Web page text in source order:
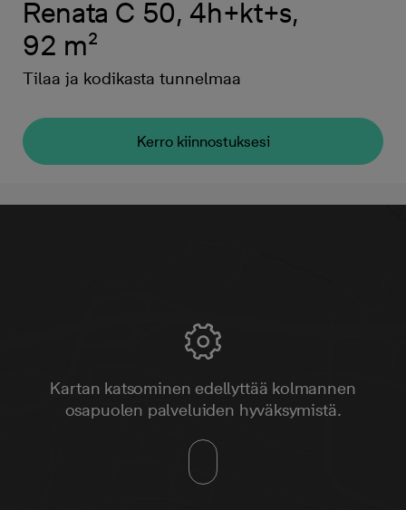
Renata C 50, 4h+kt+s,
92 m²
Tilaa ja kodikasta tunnelmaa
Kerro kiinnostuksesi
Kartan katsominen edellyttää kolmannen
osapuolen palveluiden hyväksymistä.